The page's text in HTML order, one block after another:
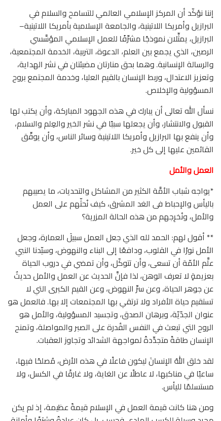
إننا نؤكّد أن المركز الإسلامي العالمي للتسامح والسلام في
البرازيل وأمريكا اللاتينية، والجامعة الإسلامية بأمريكا اللاتينية–
البرازيل، يمثِّلان نموذجًا مشرِّفًا للعمل الإسلامي المؤسَّسي
الرصين، الذي يجمع بين العلم، الدعوة، التربية، الخدمة المجتمعية،
والرسالة الإنسانية. وهما بحق منارتان مضيئتان في نشر الهداية،
وتعزيز الاعتدال، وربط الإنسان بالقيم العليا، وخدمة المجتمع بروح
المسؤولية والإخلاص.
نسأل الله تعالى أن يبارك في هذه الجهود المباركة، وأن يكتب لها
القبول والانتشار، وأن يجعلها سببًا في نشر الخير والعِلم والسلام،
وأن ينفع بها البرازيل وأمريكا اللاتينية وسائر الناس، وأن يوفِّق
القائمين عليها إلى كل خير.
العمل والأمل
*يواجه شباب الأمَّة الكثير من المشاكل والتحديات، ما يصيبهم
باليأس والإحباط فى الغد المشرق، كيف نُحثّهم على العمل
والأمل، ونُخرِجهم من هذه الحالة المزرية؟
** أقول لهم: الحمد لله الذي جعل العمل سبيلَ العمارة، وجعل
الأمل نورًا في القلوب، ودافعًا إلى البناء والنهوض، وسيّدنا النبي
علَّم الأمّة أن تسعى، وأن تتوكّل، وأن تمضي في دروب الحياة
بعزيمةٍ لا تعرف الوهن، لذا فإنَّ الحديث عن العمل والأمل حديثٌ
عن جوهر الحياة، وعن سرِّ النهوض، وعن القيم الكبرى التي لا
تستقيم حياة الأفراد ولا ترتقي بها المجتمعات إلا بها. فالعمل هو
عنوان الجدّيّة، وبرهان الصدق، وتجسيد المسؤولية، والأمل هو
الروح التي تبعث في النفس القُدرة على الصبر والمواصلة، وتمنح
الإنسان طاقةً متجدِّدةً لمواجهة الشدائد وتجاوز العقبات.
لقد خلق اللهُ الإنسانَ ليكون فاعلًا في هذه الأرض، مُصلحًا فيها،
ساعيًا في مناكبها، لا عاطلًا عن الغاية، ولا غارقًا في الكسل، ولا
مستسلمًا لليأس.
ومن هنا كانت قيمة العمل في الإسلام قيمةً عظيمة، إذ لم يكن